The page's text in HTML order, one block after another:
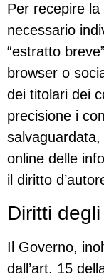
Per recepire
necessario
“estratto
browser o
dei titolari dei
precisione i
online delle
il diritto
Diritti
Il Governo,
dall’art. 15